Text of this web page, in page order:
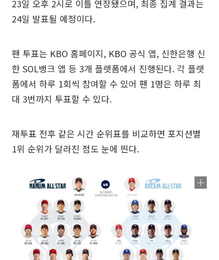
23일 오후 2시로 이틀 연장됐으며, 최종 집계 결과는
24일 발표될 예정이다.
팬 투표는 KBO 홈페이지, KBO 공식 앱, 신한은행 신
한 SOL뱅크 앱 등 3개 플랫폼에서 진행된다. 각 플랫
폼에서 하루 1회씩 참여할 수 있어 팬 1명은 하루 최
대 3번까지 투표할 수 있다.
재투표 전후 같은 시간 순위표를 비교하면 포지션별
1위 순위가 달라진 점도 눈에 띈다.